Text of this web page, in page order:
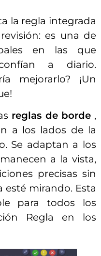
la regla integrada
es una de
en las que
a diario.
mejorarlo? ¡Un
reglas de borde ,
a los lados de la
Se adaptan a los
a la vista,
precisas sin
mirando. Esta
para todos los
Regla en los